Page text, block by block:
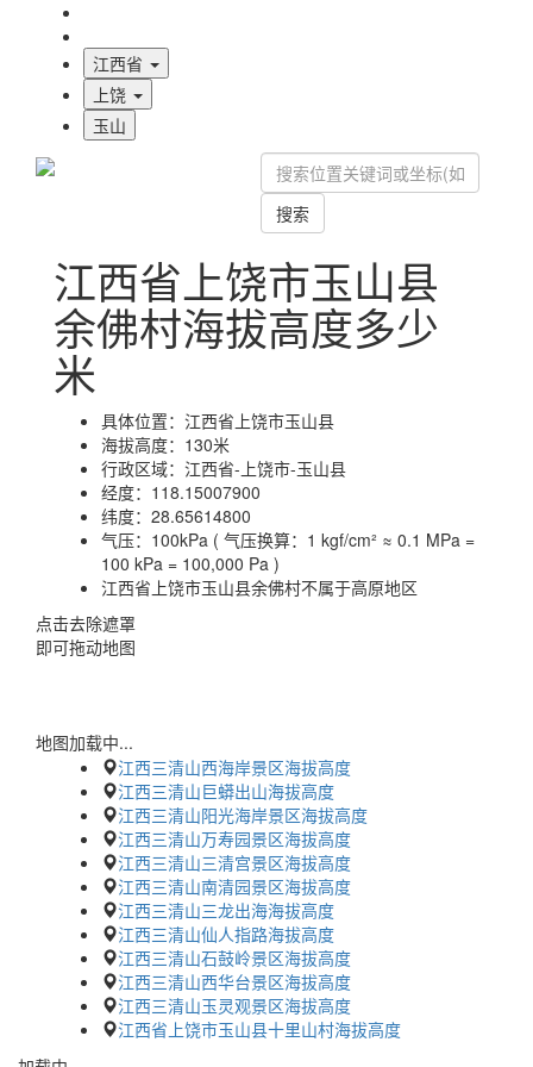
江西省
上饶
玉山
搜索
江西省上饶市玉山县
余佛村海拔高度多少
米
具体位置： 江西省上饶市玉山县
海拔高度： 130米
行政区域： 江西省-上饶市-玉山县
经度： 118.15007900
纬度： 28.65614800
气压： 100kPa ( 气压换算：1 kgf/cm² ≈ 0.1 MPa =
100 kPa = 100,000 Pa )
江西省上饶市玉山县余佛村不属于高原地区
点击去除遮罩
即可拖动地图
地图加载中...
江西三清山西海岸景区海拔高度
江西三清山巨蟒出山海拔高度
江西三清山阳光海岸景区海拔高度
江西三清山万寿园景区海拔高度
江西三清山三清宫景区海拔高度
江西三清山南清园景区海拔高度
江西三清山三龙出海海拔高度
江西三清山仙人指路海拔高度
江西三清山石鼓岭景区海拔高度
江西三清山西华台景区海拔高度
江西三清山玉灵观景区海拔高度
江西省上饶市玉山县十里山村海拔高度